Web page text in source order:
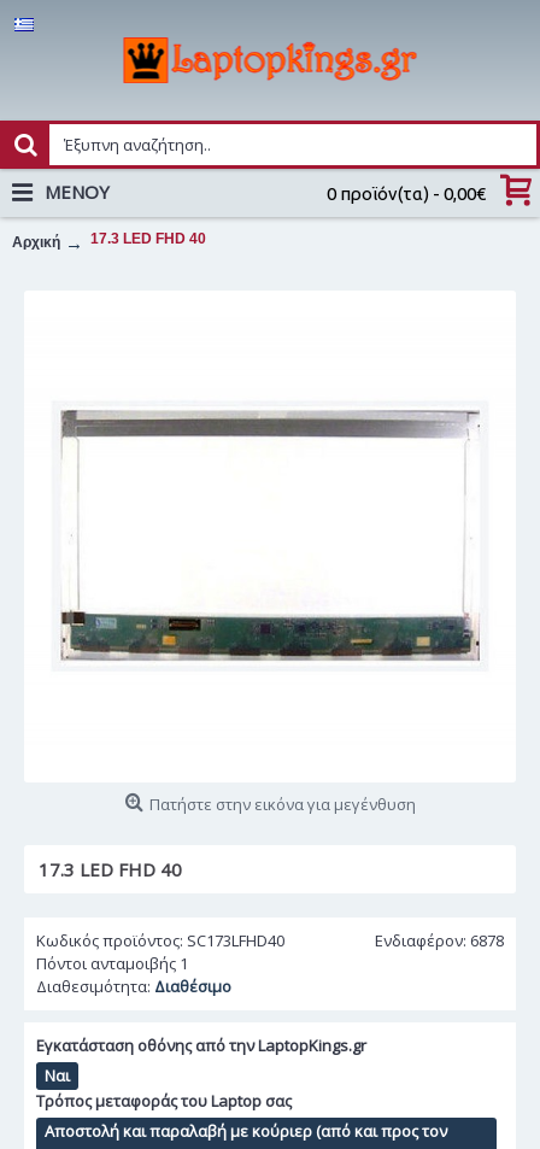
0 προϊόν(τα) - 0,00€
MENOY
Αρχική 17.3 LED FHD 40
Πατήστε στην εικόνα για μεγένθυση
17.3 LED FHD 40
Ενδιαφέρον: 6878
Κωδικός προϊόντος: SC173LFHD40
Πόντοι ανταμοιβής 1
Διαθεσιμότητα: Διαθέσιμο
Εγκατάσταση οθόνης από την LaptopKings.gr
Ναι
Τρόπος μεταφοράς του Laptop σας
Αποστολή και παραλαβή με κούριερ (από και προς τον